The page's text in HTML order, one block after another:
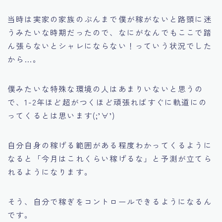
当時は実家の家族のぶんまで僕が稼がないと路頭に迷
うみたいな時期だったので、なにがなんでもここで踏
ん張らないとシャレにならない！っていう状況でした
から…。
僕みたいな特殊な環境の人はあまりいないと思うの
で、1-2年ほど超がつくほど頑張ればすぐに軌道にの
ってくるとは思います(;’∀’)
自分自身の稼げる範囲がある程度わかってくるように
なると
「今月はこれくらい稼げるな」
と予測が立てら
れるようになります。
そう、自分で稼ぎをコントロールできるようになるん
です。